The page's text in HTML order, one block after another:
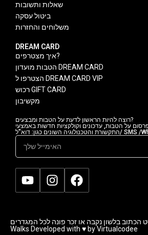
שאלות ותשובות
ביטול עסקה
משלוחים והחזרות
DREAM CARD
איך מצטרפים?
הטבות מועדון DREAM CARD
הצטרפו ל DREAM CARD VIP
רכוש GIFT CARD
מקשיבון
רוצה להיות הראשון לדעת על הטבות ומבצעים?
על הטבות, עדכונים וקולקציות חדשות באמצעי
הכתוב בלשון נקבה או זכר פונה לכל המגדרים
Walks Developed with ♥ by Virtualcodee